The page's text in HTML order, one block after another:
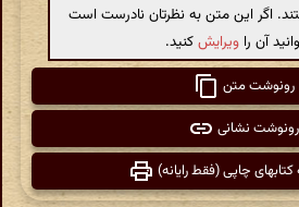
اگر این متن به نظرتان نادرست است
آن را ویرایشکنید.
رونوشت متن
رونوشت نشانی
چاپی (فقط رایانه)